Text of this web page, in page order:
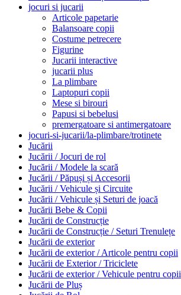
jocuri si jucarii
Articole papetarie
Balansoare copii
Costume petrecere
Figurine
Jucarii interactive
jucarii plus
La plimbare
Laptopuri copii
Mese si birouri
Papusi si bebelusi
premergatoare si antimergatoare
jocuri-si-jucarii/la-plimbare/trotinete
Jucării
Jucării / Jocuri de rol
Jucării / Modele la scară
Jucării / Păpuși și Accesorii
Jucării / Vehicule și Circuite
Jucării / Vehicule și Seturi de joacă
Jucării Bebe & Copii
Jucării de Construcție
Jucării de Construcție / Seturi Trenulețe
Jucării de exterior
Jucării de exterior / Articole pentru copii
Jucării de Exterior / Triciclete
Jucării de exterior / Vehicule pentru copii
Jucării de Pluș